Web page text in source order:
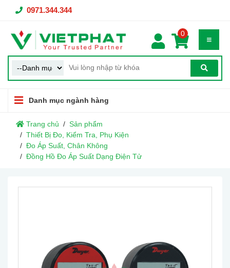
0971.344.344
0
Danh mục ngành hàng
Trang chủ
Sản phẩm
Thiết Bị Đo, Kiểm Tra, Phụ Kiện
Đo Áp Suất, Chân Không
Đồng Hồ Đo Áp Suất Dạng Điện Tử